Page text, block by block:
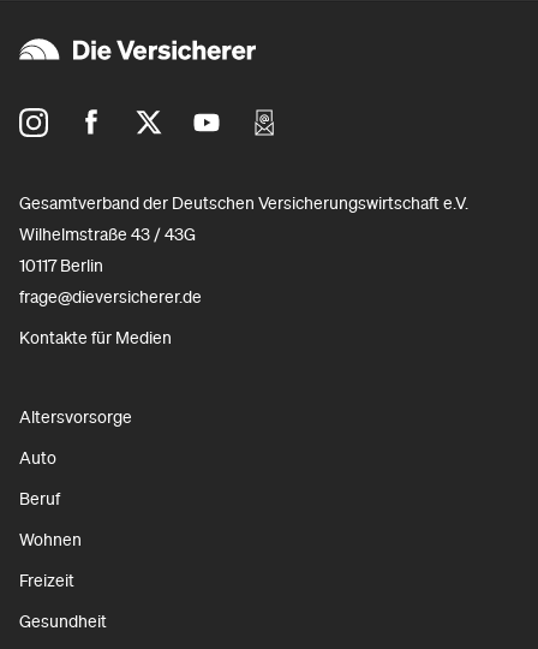
Gesamtverband der Deutschen Versicherungswirtschaft e.V.
Wilhelmstraße 43 / 43G
10117 Berlin
frage@dieversicherer.de
Kontakte für Medien
Altersvorsorge
Auto
Beruf
Wohnen
Freizeit
Gesundheit